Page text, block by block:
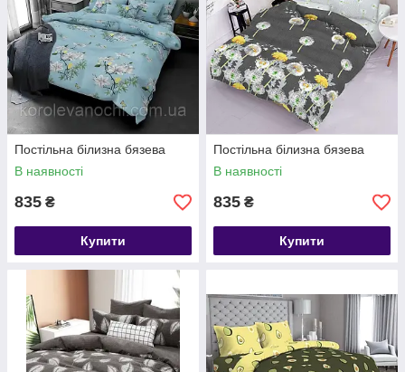
Постільна білизна бязева
В наявності
835 ₴
Купити
Постільна білизна бязева
В наявності
835 ₴
Купити